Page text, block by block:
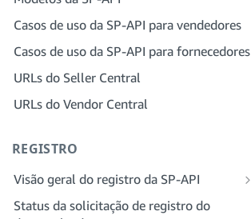
produção
Etapa 8: chamar a SP-API em produção
Etapa 9: testar seu aplicativo
Etapa 10: listar seu aplicativo
conta
Etapa 7: conecte-se com vendedores
Etapa 8: liste seu serviço na Rede de
provedores de serviços
Casos de uso da SP-API para vendedores
Casos de uso da SP-API para fornecedores
URLs do Seller Central
URLs do Vendor Central
REGISTRO
Visão geral do registro da SP-API
Registrar-se como desenvolvedor
Status da solicitação de registro do